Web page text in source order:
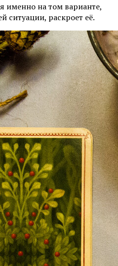
именно на том варианте,
ситуации, раскроет её.